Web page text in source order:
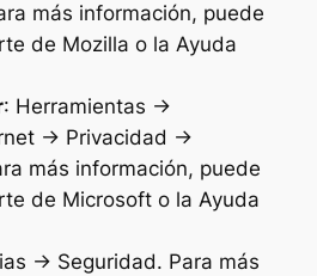
más información, puede
de Mozilla o la Ayuda
: Herramientas ->
-> Privacidad ->
más información, puede
de Microsoft o la Ayuda
-> Seguridad. Para más